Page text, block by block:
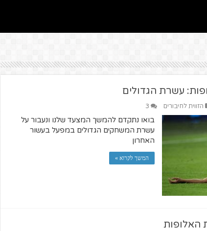
עשרת הגדולים
הזווית לחיבורים 3
בואו נתקדם להמשך המצעד שלנו ונעבור על
עשרת המשחקים הגדולים במפעל בעשור
האחרון
המשך לקרוא »
האלופות